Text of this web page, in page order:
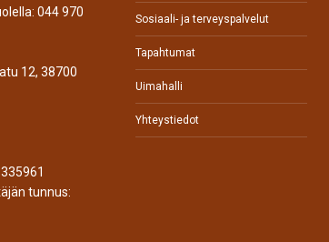
044 970
12, 38700
tunnus:
Sosiaali- ja terveyspalvelut
Tapahtumat
Uimahalli
Yhteystiedot